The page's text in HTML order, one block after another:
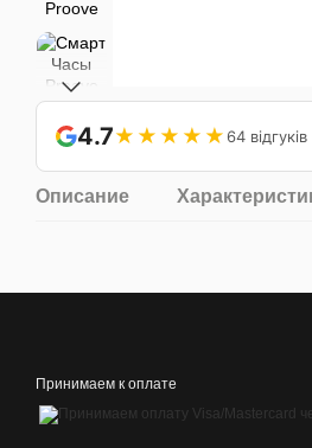
4.7★★★★★64
Описание
Принимаем к оплате